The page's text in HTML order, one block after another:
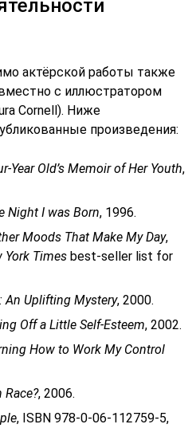
актёрской работы также
с иллюстратором
Cornell). Ниже
произведения:
Year Old’s Memoir of Her Youth,
Night I was Born, 1996.
Moods That Make My Day,
York Times best-seller list for
An Uplifting Mystery, 2000.
Off a Little Self-Esteem, 2002.
How to Work My Control
Race?, 2006.
, ISBN 978-0-06-112759-5,